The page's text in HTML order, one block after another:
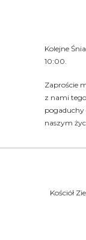
Kolejne
10:00.
Zaproście
z nami
naszym
Kościół